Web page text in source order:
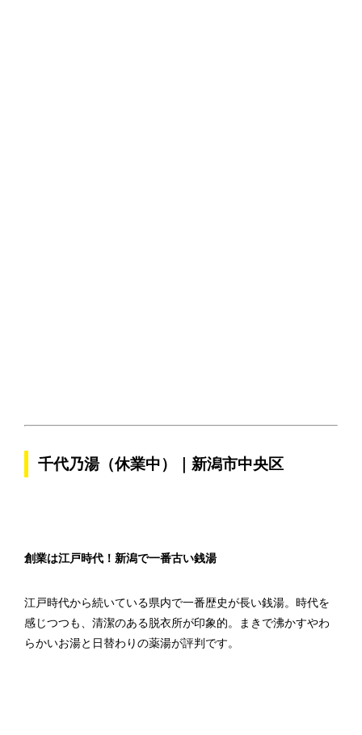
千代乃湯（休業中）｜新潟市中央区
創業は江戸時代！新潟で一番古い銭湯
江戸時代から続いている県内で一番歴史が長い銭湯。時代を
感じつつも、清潔のある脱衣所が印象的。まきで沸かすやわ
らかいお湯と日替わりの薬湯が評判です。